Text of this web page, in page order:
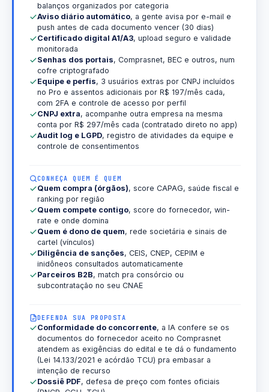
balanços organizados por categoria
Aviso diário automático, a gente avisa por e-mail e
push antes de cada documento vencer (30 dias)
Certificado digital A1/A3, upload seguro e validade
monitorada
Senhas dos portais, Comprasnet, BEC e outros, num
cofre criptografado
Equipe e perfis, 3 usuários extras por CNPJ incluídos
no Pro e assentos adicionais por R$ 197/mês cada,
com 2FA e controle de acesso por perfil
CNPJ extra, acompanhe outra empresa na mesma
conta por R$ 297/mês cada (contratado direto no app)
Audit log e LGPD, registro de atividades da equipe e
controle de consentimentos
CONHEÇA QUEM É QUEM
Quem compra (órgãos), score CAPAG, saúde fiscal e
ranking por região
Quem compete contigo, score do fornecedor, win-
rate e onde domina
Quem é dono de quem, rede societária e sinais de
cartel (vínculos)
Diligência de sanções, CEIS, CNEP, CEPIM e
inidôneos consultados automaticamente
Parceiros B2B, match pra consórcio ou
subcontratação no seu CNAE
DEFENDA SUA PROPOSTA
Conformidade do concorrente, a IA confere se os
documentos do fornecedor aceito no Comprasnet
atendem as exigências do edital e te dá o fundamento
(Lei 14.133/2021 e acórdão TCU) pra embasar a
intenção de recurso
Dossiê PDF, defesa de preço com fontes oficiais